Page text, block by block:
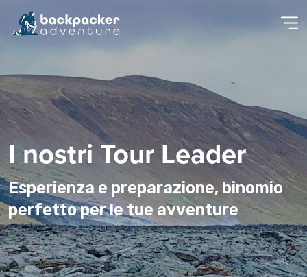
I nostri Tour Leader
Esperienza e preparazione, binomio
perfetto per le tue avventure